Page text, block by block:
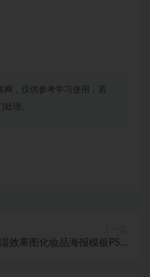
网，仅供参考学习使用，若
理。
效果图化妆品海报模板PSD